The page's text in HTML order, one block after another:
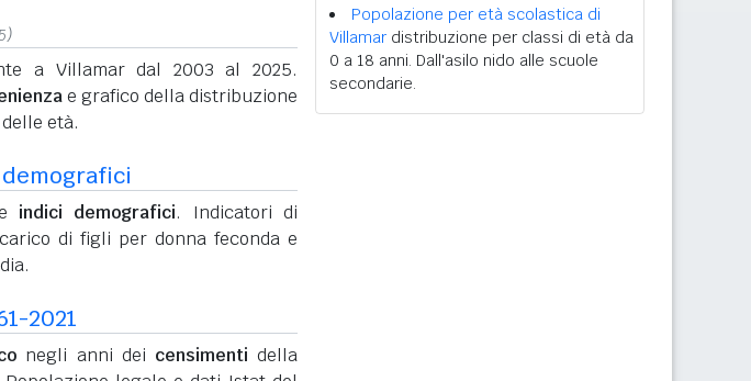
a Villamar dal 2003 al 2025.
e grafico della distribuzione
età.
indici demografici. Indicatori di
di figli per donna feconda e
2021
negli anni dei censimenti della
Popolazione per età scolastica di
Villamar distribuzione per classi di età da
0 a 18 anni. Dall'asilo nido alle scuole
secondarie.